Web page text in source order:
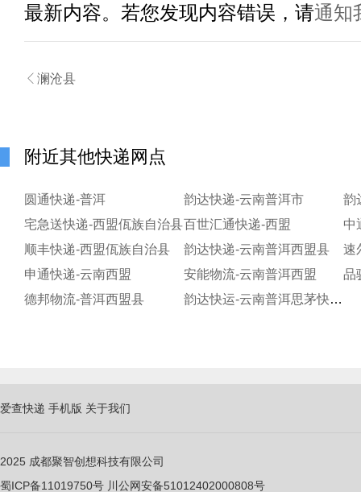
最新内容。若您发现内容错误，请通知
 澜沧县
附近其他快递网点
圆通快递-普洱 韵达快递-云南普洱市
韵
宅急送快递-西盟佤族自治县百世汇通快递-西盟
中
顺丰快递-西盟佤族自治县
韵达快递-云南普洱西盟县
速
申通快递-云南西盟
安能物流-云南普洱西盟
品
德邦物流-普洱西盟县
韵达快运-云南普洱思茅快运公司孟连分部
爱查快递 手机版 关于我们
2025 成都聚智创想科技有限公司
蜀ICP备11019750号 川公网安备51012402000808号